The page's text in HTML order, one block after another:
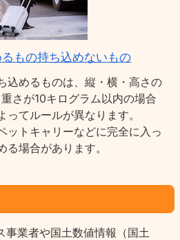
もの持ち込めないもの
込めるものは、縦・横・高さの
さが10キログラム以内の場合
てルールが異なります。
ットキャリーなどに完全に入っ
場合があります。
事業者や国土数値情報（国土